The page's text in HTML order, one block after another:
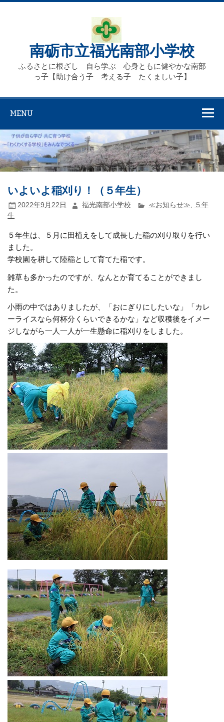
Skip
南砺市立福光南部小学校
ふるさとに根ざし 自ら学ぶ 心身ともに健やかな南部
っ子【助け合う子 考える子 たくましい子】
MENU
いよいよ稲刈り！（５年生）
2022年9月22日 福光南部小学校 ≪お知らせ≫, ５年
生
５年生は、５月に田植えをして成長した稲の刈り取りを行い
ました。
学校園を耕して陸稲として育てた稲です。
雑草も多かったのですが、なんとか育てることができまし
た。
小雨の中ではありましたが、「おにぎりにしたいな」「カレ
ーライスなら何杯分くらいできるかな」など収穫後をイメー
ジしながら一人一人が一生懸命に稲刈りをしました。